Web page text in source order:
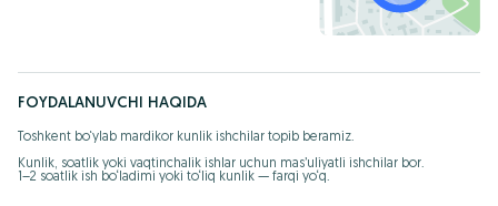
FOYDALANUVCHI HAQIDA
Toshkent bo‘ylab mardikor kunlik ishchilar topib beramiz.
Kunlik, soatlik yoki vaqtinchalik ishlar uchun mas’uliyatli ishchilar bor.
1–2 soatlik ish bo‘ladimi yoki to‘liq kunlik — farqi yo‘q.